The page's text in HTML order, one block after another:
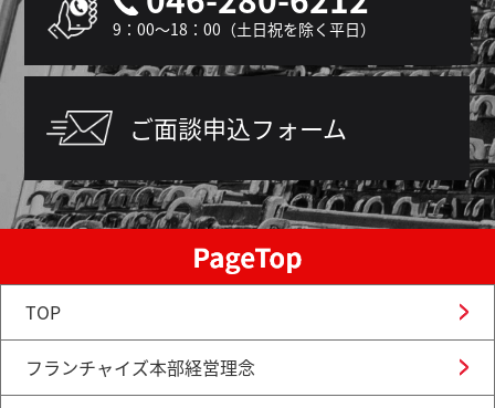
9：00～18：00（土日祝を除く平日）
ご面談申込フォーム
TOP
フランチャイズ本部経営理念